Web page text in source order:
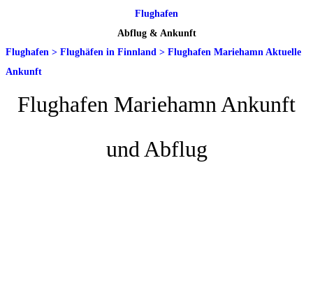
Flughafen
Abflug & Ankunft
Flughafen > Flughäfen in Finnland > Flughafen Mariehamn Aktuelle
Ankunft
Flughafen Mariehamn Ankunft
und Abflug